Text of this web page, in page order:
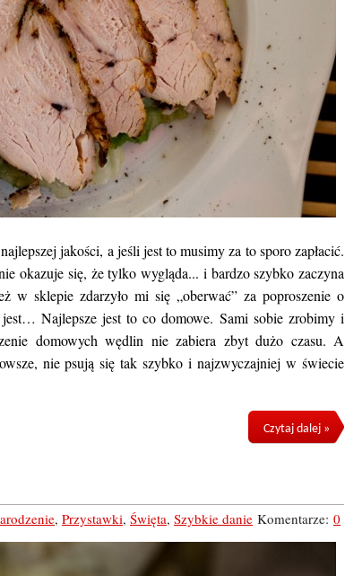
jakości, a jeśli jest to musimy za to sporo zapłacić.
okazuje się, że tylko wygląda... i bardzo szybko zaczyna
w sklepie zdarzyło mi się „oberwać” za poproszenie o
Najlepsze jest to co domowe. Sami sobie zrobimy i
domowych wędlin nie zabiera zbyt dużo czasu. A
nie psują się tak szybko i najzwyczajniej w świecie
Czytaj dalej »
, Przystawki, Święta, Szybkie danie Komentarze: 0